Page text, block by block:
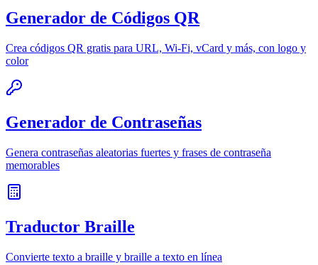
Generador de Códigos QR
Crea códigos QR gratis para URL, Wi-Fi, vCard y más, con logo y
color
Generador de Contraseñas
Genera contraseñas aleatorias fuertes y frases de contraseña
memorables
Traductor Braille
Convierte texto a braille y braille a texto en línea